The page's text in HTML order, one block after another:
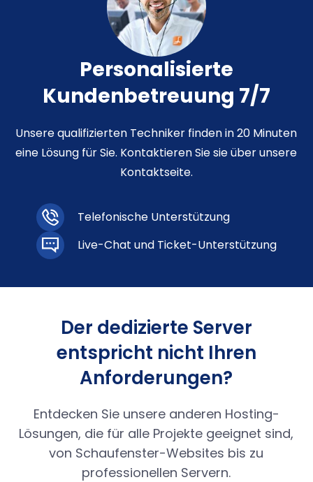
Personalisierte
Kundenbetreuung 7/7
Unsere qualifizierten Techniker finden in 20 Minuten
eine Lösung für Sie. Kontaktieren Sie sie über unsere
Kontaktseite.
Telefonische Unterstützung
Live-Chat und Ticket-Unterstützung
Der dedizierte Server
entspricht nicht Ihren
Anforderungen?
Entdecken Sie unsere anderen Hosting-
Lösungen, die für alle Projekte geeignet sind,
von Schaufenster-Websites bis zu
professionellen Servern.